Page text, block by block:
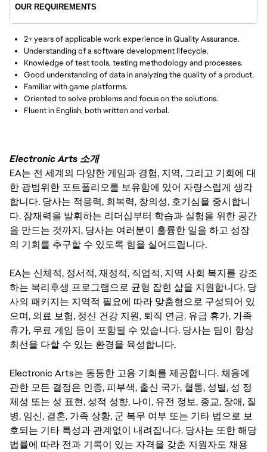
OUR REQUIREMENTS
2+ years of applicable work experience in Quality Assurance.
Understanding of a software development lifecycle.
Knowledge of test tools, testing methodology and processes.
Good understanding of data in analyzing the quality of a product.
Familiar with game platforms.
Oriented to solve problems and focus on the solutions.
Fluent in English, both written and verbal.
Electronic Arts 소개
EA는 전 세계의 다양한 게임과 경험, 지역, 그리고 기회에 대
한 광범위한 포트폴리오를 보유함에 있어 자랑스럽게 생각
합니다. 당사는 적응력, 회복력, 창의성, 호기심을 중시합니
다. 잠재력을 발휘하는 리더십부터 학습과 실험을 위한 공간
을 만드는 것까지, 당사는 여러분이 훌륭한 일을 하고 성장
의 기회를 추구할 수 있도록 힘을 실어드립니다.
EA는 신체적, 정서적, 재정적, 직업적, 지역 사회 복지를 강조
하는 복리후생 프로그램으로 균형 잡힌 삶을 지원합니다. 당
사의 패키지는 지역적 필요에 따라 맞춤형으로 구성되어 있
으며, 의료 보험, 정신 건강 지원, 퇴직 연금, 유급 휴가, 가족
휴가, 무료 게임 등이 포함될 수 있습니다. 당사는 팀이 항상
최선을 다할 수 있는 환경을 육성합니다.
Electronic Arts는 동등한 고용 기회를 제공합니다. 채용에
관한 모든 결정은 인종, 피부색, 출신 국가, 혈통, 성별, 성 정
체성 또는 성 표현, 성적 성향, 나이, 유전 정보, 종교, 장애, 질
병, 임신, 결혼, 가족 상황, 군 복무 여부 또는 기타 법으로 보
호되는 기타 특성과 관계없이 내려집니다. 당사는 또한 해당
법률에 따라 전과 기록이 있는 자격을 갖춘 지원자도 채용